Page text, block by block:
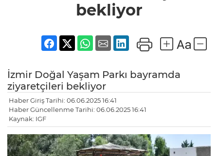
bekliyor
İzmir Doğal Yaşam Parkı bayramda
ziyaretçileri bekliyor
Haber Giriş Tarihi: 06.06.2025 16:41
Haber Güncellenme Tarihi: 06.06.2025 16:41
Kaynak: IGF